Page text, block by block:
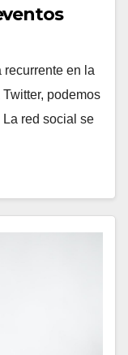
recurrente en la
podemos
red social se